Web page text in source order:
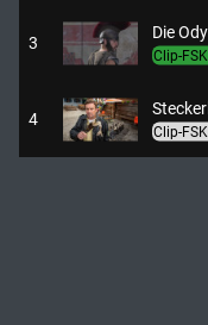
3
Die
Clip-
4
Clip-